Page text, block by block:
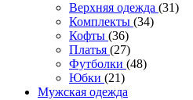
Верхняя одежда (31)
Комплекты (34)
Кофты (36)
Платья (27)
Футболки (48)
Юбки (21)
Мужская одежда